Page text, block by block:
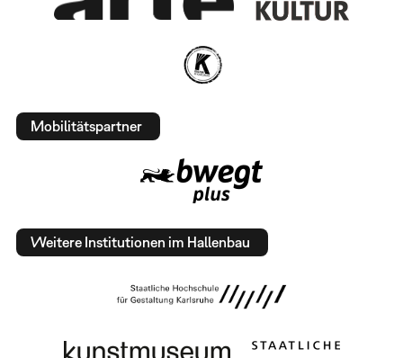
Mobilitätspartner
Weitere Institutionen im Hallenbau